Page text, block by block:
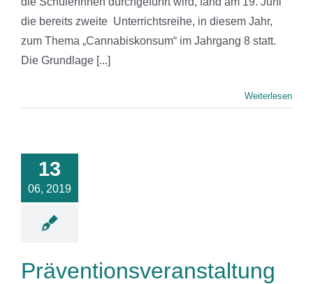
die bereits zweite Unterrichtsreihe, in diesem Jahr,
zum Thema „Cannabiskonsum“ im Jahrgang 8 statt.
Die Grundlage [...]
Weiterlesen
13
06, 2019
Präventionsveranstaltung